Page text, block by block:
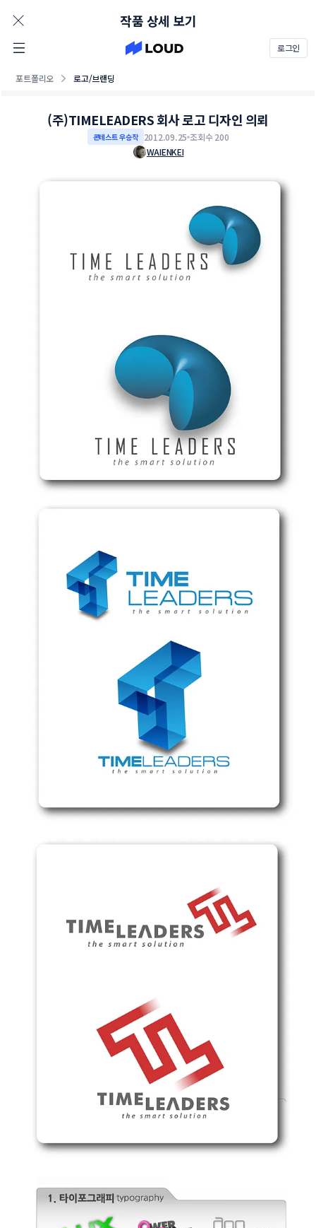
로그인
포트폴리오 로고/브랜딩
작품 상세 보기
(주)TIMELEADERS 회사 로고 디자인 의뢰
콘테스트 우승작 2012.09.25 조회수 200
WAIENKEI